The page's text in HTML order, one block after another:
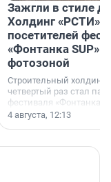
Зажгли в стиле
Холдинг «РСТИ»
посетителей
«Фонтанка SUP»
фотозоной
Строительный холдинг
четвертый раз стал
фестиваля «Фонтанка
раз компания
посетителям
4 августа, 12:13